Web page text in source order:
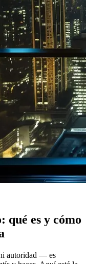
qué es y cómo
autoridad — es